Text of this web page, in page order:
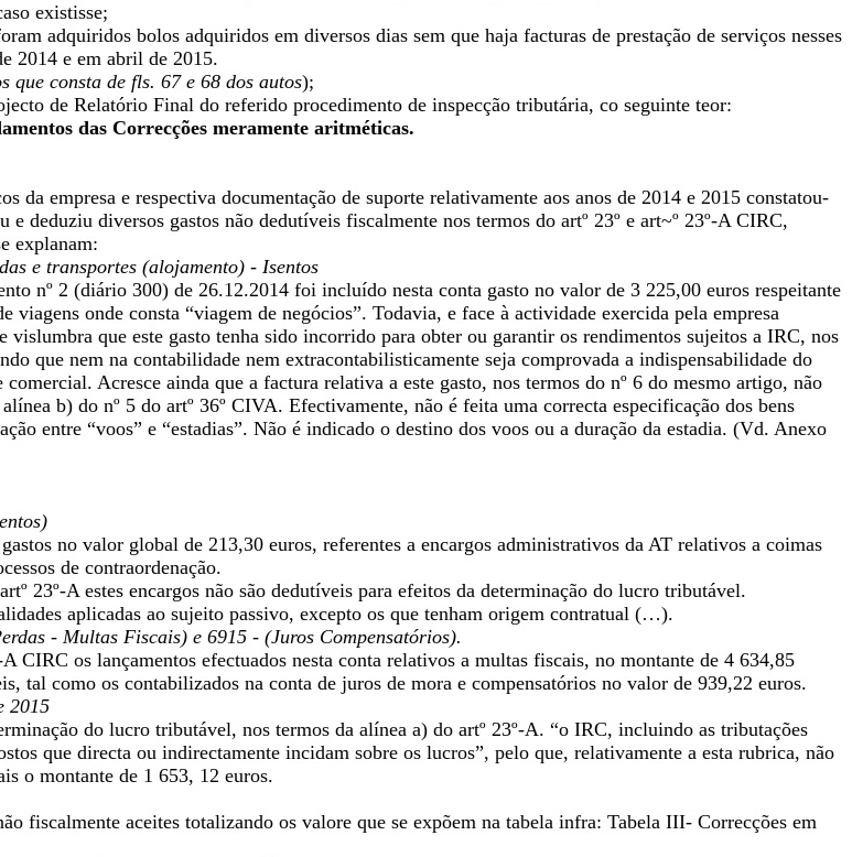
existisse;
adquiridos bolos adquiridos em diversos dias sem que haja facturas de prestação de serviços nesses
2014 e em abril de 2015.
que consta de fls. 67 e 68 dos autos);
de Relatório Final do referido procedimento de inspecção tributária, co seguinte teor:
das Correcções meramente aritméticas.
da empresa e respectiva documentação de suporte relativamente aos anos de 2014 e 2015 constatou-
e deduziu diversos gastos não dedutíveis fiscalmente nos termos do artº 23º e art~º 23º-A CIRC,
explanam:
e transportes (alojamento) - Isentos
nº 2 (diário 300) de 26.12.2014 foi incluído nesta conta gasto no valor de 3 225,00 euros respeitante
viagens onde consta “viagem de negócios”. Todavia, e face à actividade exercida pela empresa
vislumbra que este gasto tenha sido incorrido para obter ou garantir os rendimentos sujeitos a IRC, nos
que nem na contabilidade nem extracontabilisticamente seja comprovada a indispensabilidade do
Acresce ainda que a factura relativa a este gasto, nos termos do nº 6 do mesmo artigo, não
b) do nº 5 do artº 36º CIVA. Efectivamente, não é feita uma correcta especificação dos bens
entre “voos” e “estadias”. Não é indicado o destino dos voos ou a duração da estadia. (Vd. Anexo
no valor global de 213,30 euros, referentes a encargos administrativos da AT relativos a coimas
de contraordenação.
23º-A estes encargos não são dedutíveis para efeitos da determinação do lucro tributável.
aplicadas ao sujeito passivo, excepto os que tenham origem contratual (…).
- Multas Fiscais) e 6915 - (Juros Compensatórios).
CIRC os lançamentos efectuados nesta conta relativos a multas fiscais, no montante de 4 634,85
tal como os contabilizados na conta de juros de mora e compensatórios no valor de 939,22 euros.
2015
do lucro tributável, nos termos da alínea a) do artº 23º-A. “o IRC, incluindo as tributações
que directa ou indirectamente incidam sobre os lucros”, pelo que, relativamente a esta rubrica, não
o montante de 1 653, 12 euros.
fiscalmente aceites totalizando os valore que se expõem na tabela infra: Tabela III- Correcções em